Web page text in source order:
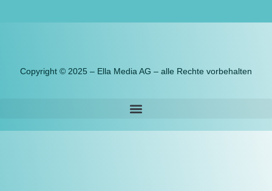
Copyright © 2025 – Ella Media AG – alle Rechte vorbehalten